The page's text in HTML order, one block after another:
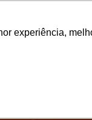
experiência,